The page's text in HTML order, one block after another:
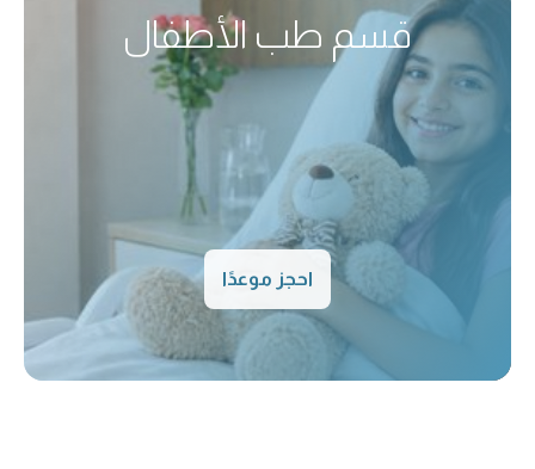
قسم طب الأطفال
احجز موعدًا